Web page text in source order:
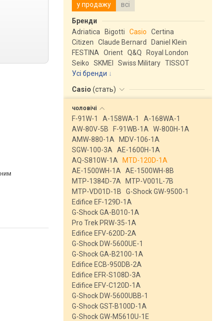
у продажу всі
Бренди
Adriatica
Bigotti Casio
Certina
Citizen
Claude Bernard
Daniel Klein
FESTINA
Orient Q&Q
Royal London
Seiko
SKMEI Swiss Military TISSOT
Усі бренди
Casio (стать)
чоловічі
F-91W-1 A-158WA-1
A-168WA-1
AW-80V-5B
F-91WB-1A
W-800H-1A
AMW-880-1A
MDV-106-1A
SGW-100-3A
AE-1600H-1A
AQ-S810W-1A
MTD-120D-1A
AE-1500WH-1A
AE-1500WH-8B
MTP-1384D-7A
MTP-V001L-7B
MTP-VD01D-1B
G-Shock GW-9500-1
Edifice EF-129D-1A
G-Shock GA-B010-1A
Pro Trek PRW-35-1A
Edifice EFV-620D-2A
G-Shock DW-5600UE-1
G-Shock GA-B2100-1A
Edifice ECB-950DB-2A
Edifice EFR-S108D-3A
Edifice EFV-C120D-1A
G-Shock DW-5600UBB-1
G-Shock GST-B100D-1A
G-Shock GW-M5610U-1E